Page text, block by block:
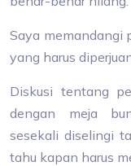
Saya memandangi
yang harus
Diskusi tentang
dengan meja
sesekali diselingi
tahu kapan harus